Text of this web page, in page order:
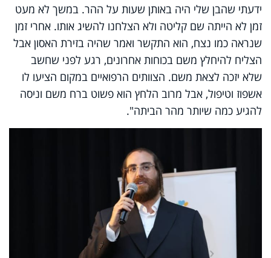
ידעתי שהבן שלי היה באותן שעות על ההר. במשך לא מעט
זמן לא הייתה שם קליטה ולא הצלחנו להשיג אותו. אחרי זמן
שנראה כמו נצח, הוא התקשר ואמר שהיה בזירת האסון אבל
הצליח להיחלץ משם בכוחות אחרונים, רגע לפני שחשב
שלא יזכה לצאת משם. הצוותים הרפואיים במקום הציעו לו
אשפוז וטיפול, אבל מרוב הלחץ הוא פשוט ברח משם וניסה
להגיע כמה שיותר מהר הביתה".